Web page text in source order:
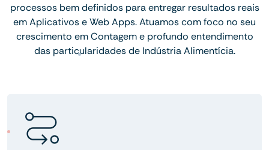
processos bem definidos para entregar resultados reais
em Aplicativos e Web Apps. Atuamos com foco no seu
crescimento em Contagem e profundo entendimento
das particularidades de Indústria Alimentícia.